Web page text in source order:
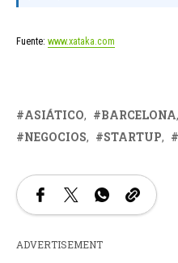
Fuente: www.xataka.com
ASIÁTICO BARCELONA
NEGOCIOS
STARTUP
ADVERTISEMENT